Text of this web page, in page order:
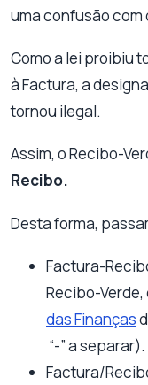
uma confusão com
Como a lei proibiu
à Factura, a
tornou ilegal.
Assim, o Recibo-
Recibo.
Desta forma,
Factura-
Recibo-
das Finanças
“-” a separar).
Factura/